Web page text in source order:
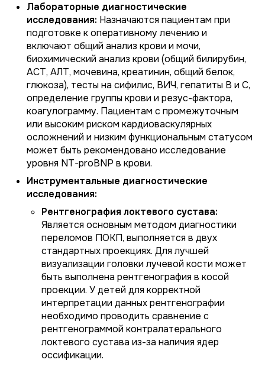
Лабораторные диагностические
исследования: Назначаются пациентам при
подготовке к оперативному лечению и
включают общий анализ крови и мочи,
биохимический анализ крови (общий билирубин,
АСТ, АЛТ, мочевина, креатинин, общий белок,
глюкоза), тесты на сифилис, ВИЧ, гепатиты B и C,
определение группы крови и резус-фактора,
коагулограмму. Пациентам с промежуточным
или высоким риском кардиоваскулярных
осложнений и низким функциональным статусом
может быть рекомендовано исследование
уровня NT-proBNP в крови.
Инструментальные диагностические
исследования:
Рентгенография локтевого сустава:
Является основным методом диагностики
переломов ПОКП, выполняется в двух
стандартных проекциях. Для лучшей
визуализации головки лучевой кости может
быть выполнена рентгенография в косой
проекции. У детей для корректной
интерпретации данных рентгенографии
необходимо проводить сравнение с
рентгенограммой контралатерального
локтевого сустава из-за наличия ядер
оссификации.